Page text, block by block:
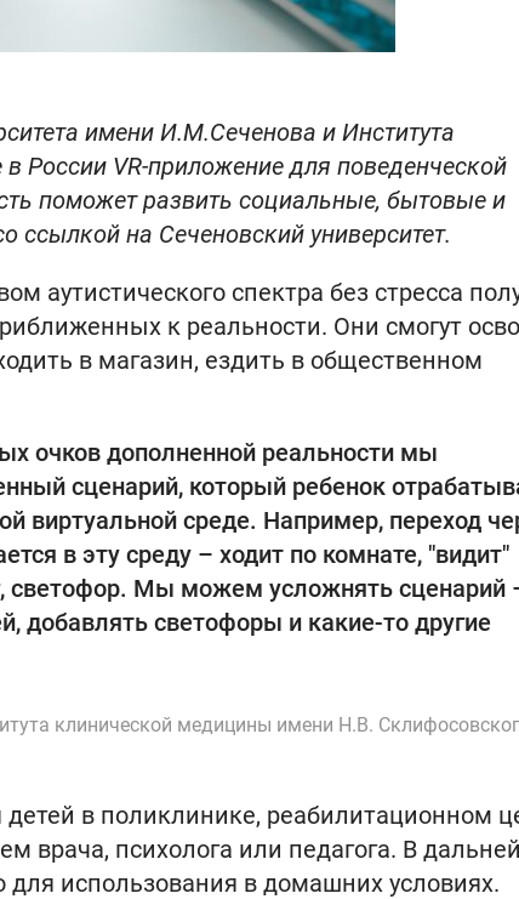
имени И.М.Сеченова и Института
России VR-приложение для поведенческой
поможет развить социальные, бытовые и
ссылкой на Сеченовский университет.
аутистического спектра без стресса
к реальности. Они смогут
в магазин, ездить в общественном
очков дополненной реальности мы
сценарий, который ребенок
виртуальной среде. Например, переход
в эту среду – ходит по комнате, "видит"
светофор. Мы можем усложнять сценарий
добавлять светофоры и какие-то другие
клинической медицины имени Н.В.
в поликлинике, реабилитационном
врача, психолога или педагога. В
использования в домашних условиях.